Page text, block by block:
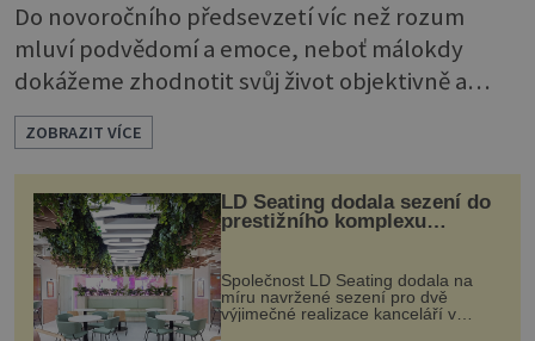
Do novoročního předsevzetí víc než rozum
mluví podvědomí a emoce, neboť málokdy
dokážeme zhodnotit svůj život objektivně a
vybrat změnu, která je nejpodstatnější.
Upřímně řečeno, i na samotném zadávání si
novoročního předsevzetí je cosi nelogického,
vždyť proč by změna zažitých zvyků měla začít
zrovna prvního ledna? Co to o vás prozrazuje,
když se rozhodnete... ... začít cvičit a zhubnout
ZOBRAZIT VÍCE
LD Seating dodala sezení do
prestižního komplexu
MediaCityUK v Salfordu
Společnost LD Seating dodala na
míru navržené sezení pro dvě
výjimečné realizace kanceláří v
areálu MediaCityUK v anglickém